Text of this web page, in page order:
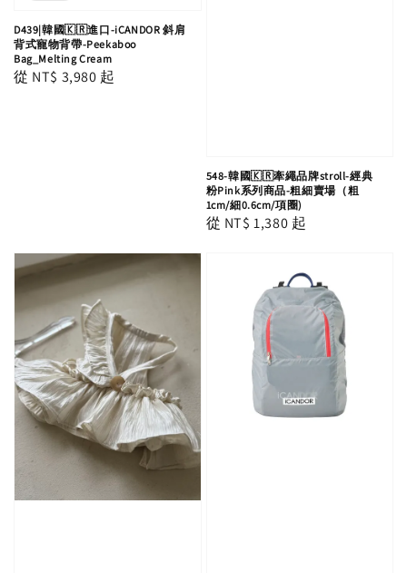
D439|韓國🇰🇷進口-iCANDOR 斜肩
背式寵物背帶-Peekaboo
Bag_Melting Cream
Regular
從 NT$ 3,980 起
548-韓國🇰🇷牽繩品牌stroll-經典
粉Pink系列商品-粗細賣場（粗
1cm/細0.6cm/項圈)
Regular
從 NT$ 1,380 起